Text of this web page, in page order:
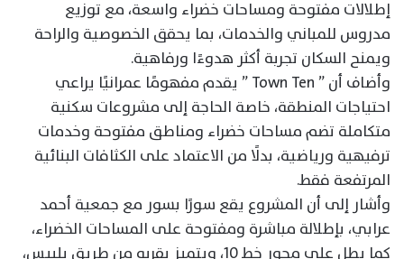
إطلالات مفتوحة ومساحات خضراء واسعة، مع توزيع
مدروس للمباني والخدمات، بما يحقق الخصوصية والراحة
ويمنح السكان تجربة أكثر هدوءًا ورفاهية.
وأضاف أن ” Town Ten ” يقدم مفهومًا عمرانيًا يراعي
احتياجات المنطقة، خاصة الحاجة إلى مشروعات سكنية
متكاملة تضم مساحات خضراء ومناطق مفتوحة وخدمات
ترفيهية ورياضية، بدلًا من الاعتماد على الكثافات البنائية
المرتفعة فقط.
وأشار إلى أن المشروع يقع سورًا بسور مع جمعية أحمد
عرابي، بإطلالة مباشرة ومفتوحة على المساحات الخضراء،
كما يطل على محور خط 10، ويتميز بقربه من طريق بلبيس،